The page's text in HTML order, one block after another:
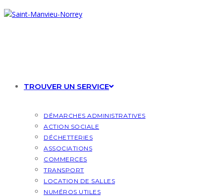
Skip
to
TROUVER UN SERVICE
DÉMARCHES ADMINISTRATIVES
ACTION SOCIALE
DÉCHETTERIES
ASSOCIATIONS
COMMERCES
TRANSPORT
LOCATION DE SALLES
NUMÉROS UTILES